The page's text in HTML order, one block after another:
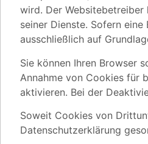
wird. Der
seiner Dienste. Sofern
ausschließlich auf
Sie können Ihren Browser
Annahme von Cookies für
aktivieren. Bei der
Soweit Cookies von
Datenschutzerklärung